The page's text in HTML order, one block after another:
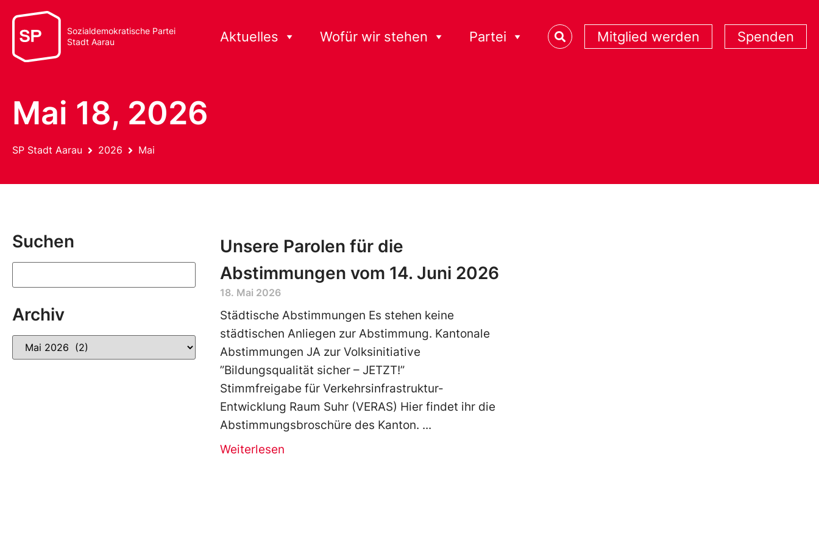
Sozialdemokratische Partei
Stadt Aarau
Aktuelles Wofür wir stehen Partei Mitglied werden Spenden
Mai 18, 2026
SP Stadt Aarau 2026 Mai
Suchen
Archiv
Unsere Parolen für die
Abstimmungen vom 14. Juni 2026
18. Mai 2026
Städtische Abstimmungen Es stehen keine
städtischen Anliegen zur Abstimmung. Kantonale
Abstimmungen JA zur Volksinitiative
”Bildungsqualität sicher – JETZT!”
Stimmfreigabe für Verkehrsinfrastruktur-
Entwicklung Raum Suhr (VERAS) Hier findet ihr die
Abstimmungsbroschüre des Kanton.
Weiterlesen